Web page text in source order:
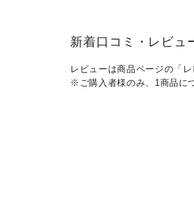
新着口コミ・レビュ
レビューは商品ページの「
※ご購入者様のみ、1商品に